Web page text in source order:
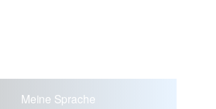
Meine Sprache